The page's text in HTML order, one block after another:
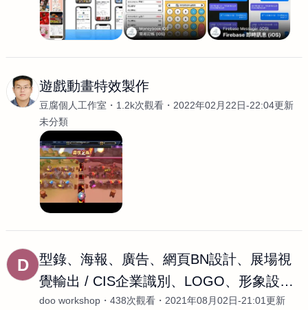
遊戲動畫特效製作
豆腐個人工作室 1.2k次觀看
2022年02月22日-22:04更新
未分類
D
型錄、海報、廣告、網頁BN設計、展場視
覺輸出 / CIS企業識別、LOGO、形象設計 /
書籍、
doo workshop 438次觀看 2021年08月02日-21:01更新